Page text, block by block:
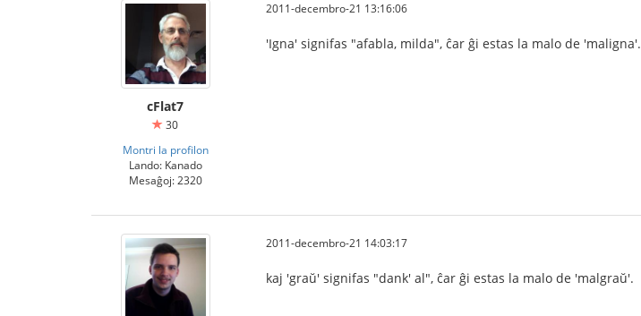
cFlat7
30
Montri la profilon
Lando: Kanado
Mesaĝoj: 2320
2011-decembro-21 13:16:06
'Igna' signifas "afabla, milda", ĉar ĝi estas la malo de 'maligna'.
2011-decembro-21 14:03:17
kaj 'graŭ' signifas "dank' al", ĉar ĝi estas la malo de 'malgraŭ'.